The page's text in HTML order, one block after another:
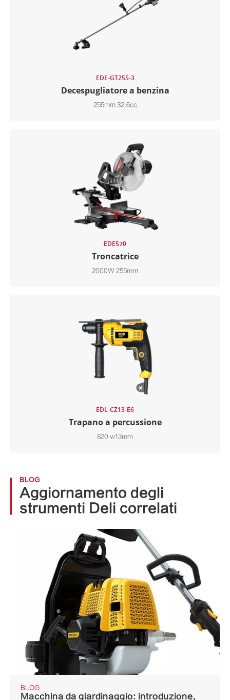
EDE-GT255-3
Decespugliatore a benzina
255mm 32.6cc
EDE570
Troncatrice
2000W 255mm
EDL-CZ13-E6
Trapano a percussione
820 w13mm
BLOG
Aggiornamento degli
strumenti Deli correlati
BLOG
Macchina da giardinaggio: introduzione,